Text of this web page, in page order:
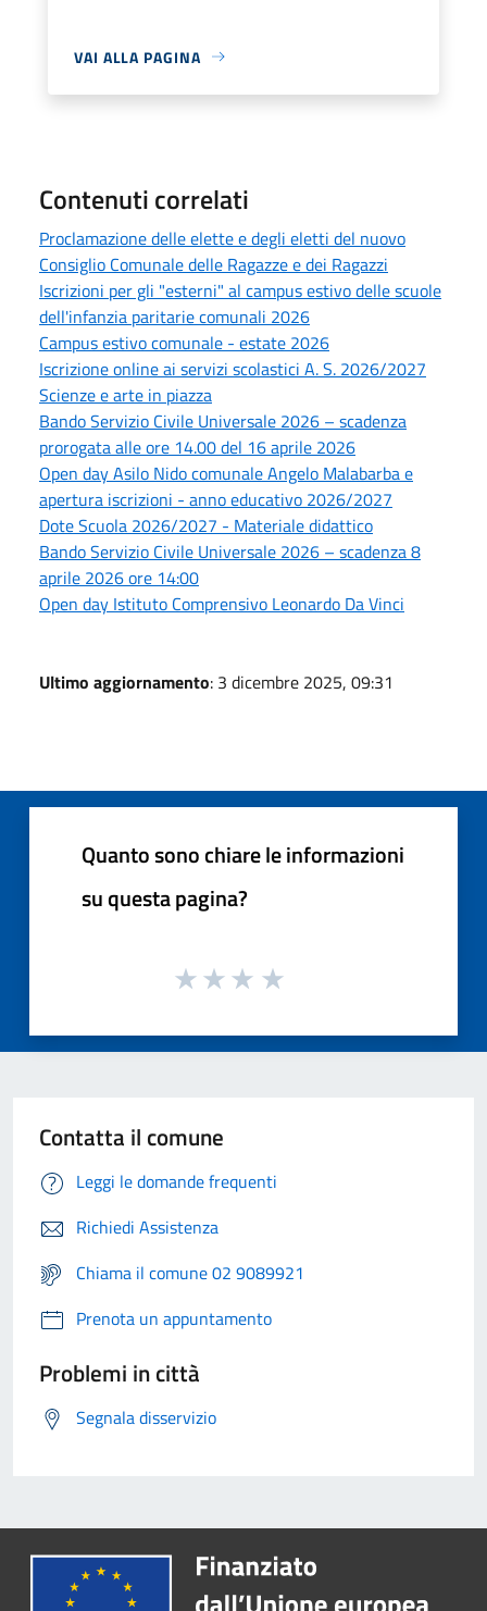
VAI ALLA PAGINA
Contenuti correlati
Proclamazione delle elette e degli eletti del nuovo
Consiglio Comunale delle Ragazze e dei Ragazzi
Iscrizioni per gli "esterni" al campus estivo delle scuole
dell'infanzia paritarie comunali 2026
Campus estivo comunale - estate 2026
Iscrizione online ai servizi scolastici A. S. 2026/2027
Scienze e arte in piazza
Bando Servizio Civile Universale 2026 – scadenza
prorogata alle ore 14.00 del 16 aprile 2026
Open day Asilo Nido comunale Angelo Malabarba e
apertura iscrizioni - anno educativo 2026/2027
Dote Scuola 2026/2027 - Materiale didattico
Bando Servizio Civile Universale 2026 – scadenza 8
aprile 2026 ore 14:00
Open day Istituto Comprensivo Leonardo Da Vinci
Ultimo aggiornamento: 3 dicembre 2025, 09:31
Quanto sono chiare le informazioni
su questa pagina?
Contatta il comune
Leggi le domande frequenti
Richiedi Assistenza
Chiama il comune 02 9089921
Prenota un appuntamento
Problemi in città
Segnala disservizio